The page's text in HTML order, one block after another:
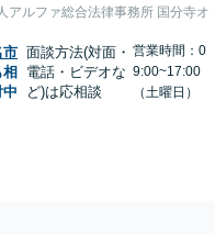
アルファ総合法律事務所 国分寺オ
市
相
面談方法(対面・
電話・ビデオな
ど)は応相談
営業時間：0
9:00~17:00
（土曜日）